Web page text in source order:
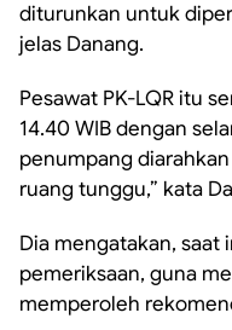
diturunkan untuk
jelas Danang.
Pesawat PK-LQR itu
14.40 WIB dengan
penumpang
ruang tunggu,” kata
Dia mengatakan, saat
pemeriksaan, guna
memperoleh